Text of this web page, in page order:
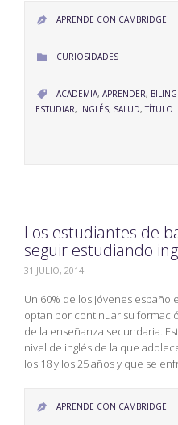
 APRENDE CON CAMBRIDGE
 CATEGORY
CURIOSIDADES
 CATEGORY
ACADEMIA, APRENDER,
ESTUDIAR, INGLÉS, SALUD,TÍTULO
Los estudiantes de
seguir estudiando
31 JULIO, 2014
Un 60% de los jóvenes
optan por continuar su
de la enseñanza secundaria.
nivel de inglés de la que
los 18 y los 25 años y que se
 APRENDE CON CAMBRIDGE